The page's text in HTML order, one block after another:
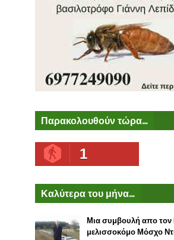
Παρακολουθούν τώρα...
1
Καλύτερα του μήνα...
Μια συμβουλή απο τον
μελισσοκόμο Μόσχο